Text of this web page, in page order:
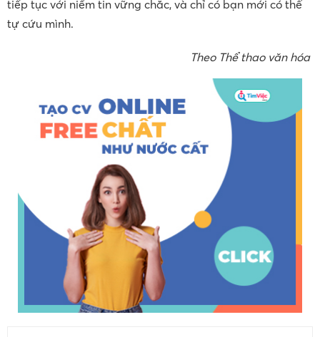
tiếp tục với niềm tin vững chắc, và chỉ có bạn mới có thể
tự cứu mình.
Theo Thể thao văn hóa